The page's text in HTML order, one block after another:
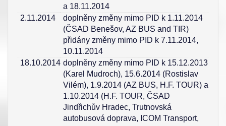
a 18.11.2014
2.11.2014
doplněny změny mimo PID k 1.11.2014
(ČSAD Benešov, AZ BUS and TIR)
přidány změny mimo PID k 7.11.2014,
10.11.2014
18.10.2014 doplněny změny mimo PID k 15.12.2013
(Karel Mudroch), 15.6.2014 (Rostislav
Vilém), 1.9.2014 (AZ BUS, H.F. TOUR) a
1.10.2014 (H.F. TOUR, ČSAD
Jindřichův Hradec, Trutnovská
autobusová doprava, ICOM Transport,